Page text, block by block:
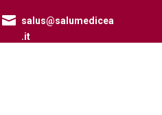
 salus@salumedicea
.it